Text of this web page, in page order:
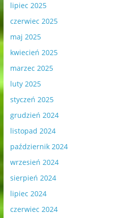
lipiec 2025
czerwiec 2025
maj 2025
kwiecień 2025
marzec 2025
luty 2025
styczeń 2025
grudzień 2024
listopad 2024
październik 2024
wrzesień 2024
sierpień 2024
lipiec 2024
czerwiec 2024